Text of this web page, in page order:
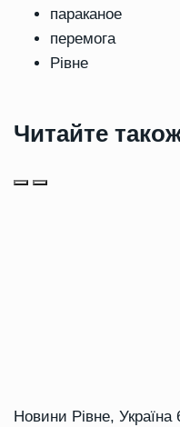
параканое
перемога
Рівне
Читайте
Новини Рівне, Україна